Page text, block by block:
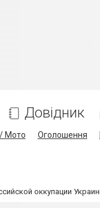
Довідник
Мото Оголошення
оккупации